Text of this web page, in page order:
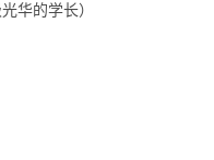
华的学长）